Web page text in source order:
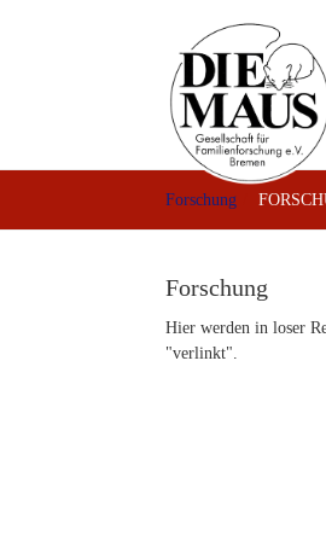
Forschung
Forschung
Hier werden in loser
"verlinkt".